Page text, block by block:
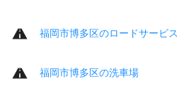
福岡市博多区のロードサービス
福岡市博多区の洗車場